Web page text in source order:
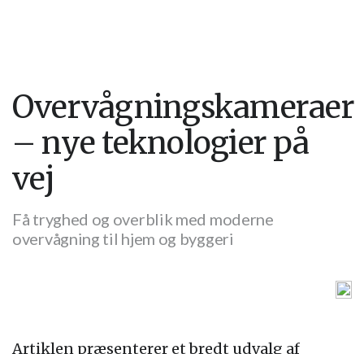
Overvågningskameraer
– nye teknologier på
vej
Få tryghed og overblik med moderne
overvågning til hjem og byggeri
Artiklen præsenterer et bredt udvalg af